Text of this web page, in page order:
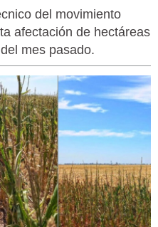
del movimiento
afectación de hectáreas
mes pasado.